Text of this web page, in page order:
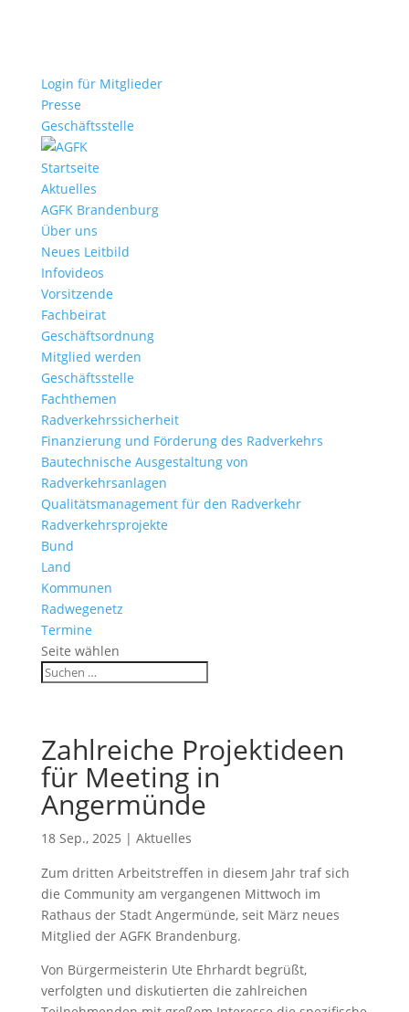
Login für Mitglieder
Presse
Geschäftsstelle
Startseite
Aktuelles
AGFK Brandenburg
Über uns
Neues Leitbild
Infovideos
Vorsitzende
Fachbeirat
Geschäftsordnung
Mitglied werden
Geschäftsstelle
Fachthemen
Radverkehrssicherheit
Finanzierung und Förderung des Radverkehrs
Bautechnische Ausgestaltung von
Radverkehrsanlagen
Qualitätsmanagement für den Radverkehr
Radverkehrsprojekte
Bund
Land
Kommunen
Radwegenetz
Termine
Seite wählen
Zahlreiche Projektideen
für Meeting in
Angermünde
18 Sep., 2025 | Aktuelles
Zum dritten Arbeitstreffen in diesem Jahr traf sich
die Community am vergangenen Mittwoch im
Rathaus der Stadt Angermünde, seit März neues
Mitglied der AGFK Brandenburg.
Von Bürgermeisterin Ute Ehrhardt begrüßt,
verfolgten und diskutierten die zahlreichen